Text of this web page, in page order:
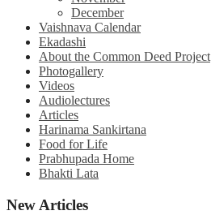
December
Vaishnava Calendar
Ekadashi
About the Common Deed Project
Photogallery
Videos
Audiolectures
Articles
Harinama Sankirtana
Food for Life
Prabhupada Home
Bhakti Lata
New Articles